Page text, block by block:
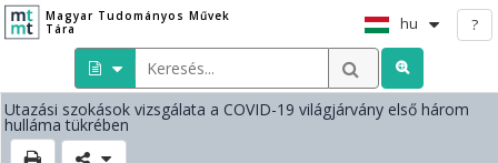
Magyar Tudományos Művek
Tára
hu ?
Utazási szokások vizsgálata a COVID-19 világjárvány első három
hulláma tükrében